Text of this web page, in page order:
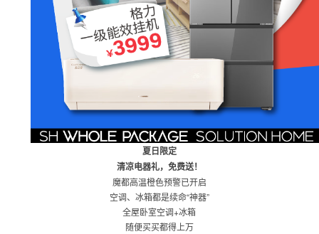
夏日限定
清凉电器礼，免费送！
魔都高温橙色预警已开启
空调、冰箱都是续命“神器”
全屋卧室空调+冰箱
随便买买都得上万